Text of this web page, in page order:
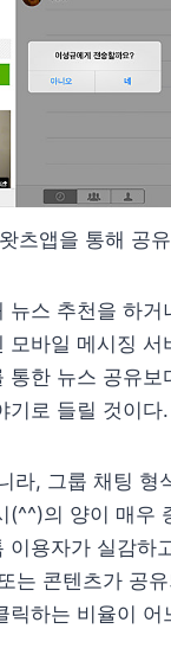
츠앱을 통해 공
뉴스 추천을 하거
모바일 메시징 서
통한 뉴스 공유보
기로 들릴 것이다.
라, 그룹 채팅 형
(^^)의 양이 매우
이용자가 실감하
는 콘텐츠가 공
릭하는 비율이 어